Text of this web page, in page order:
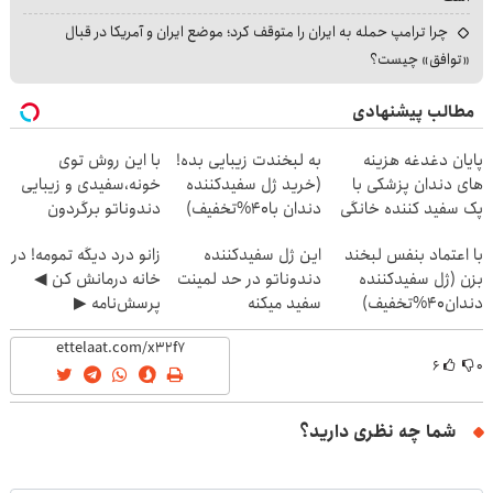
چرا ترامپ حمله به ایران را متوقف کرد؛ موضع ایران و آمریکا در قبال
«توافق» چیست؟
مطالب پیشنهادی
پایان دغدغه هزینه
های دندان پزشکی با
پک سفید کننده خانگی
به لبخندت زیبایی بده!
(خرید ژل سفیدکننده
دندان با40%تخفیف)
با این روش توی
خونه،سفیدی و زیبایی
دندوناتو برگردون
با اعتماد بنفس لبخند
بزن (ژل سفیدکننده
دندان40%تخفیف)
این ژل سفیدکننده
دندوناتو در حد لمینت
سفید میکنه
(40%تخفیف)
زانو درد دیگه تمومه! در
خانه درمانش کن ◀
پرسش‌نامه ▶
۰ ۶
شما چه نظری دارید؟